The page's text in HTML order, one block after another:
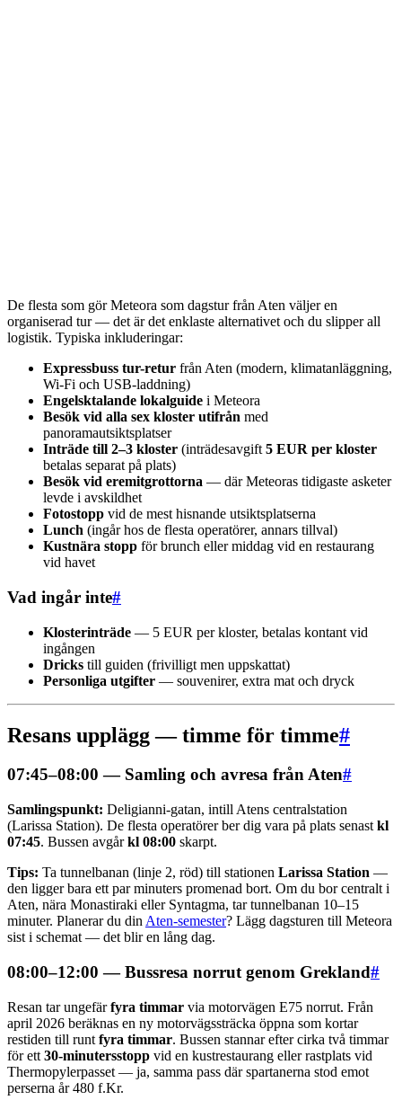
De flesta som gör Meteora som dagstur från Aten väljer en
organiserad tur — det är det enklaste alternativet och du slipper all
logistik. Typiska inkluderingar:
Expressbuss tur-retur från Aten (modern, klimatanläggning,
Wi-Fi och USB-laddning)
Engelsktalande lokalguide i Meteora
Besök vid alla sex kloster utifrån med
panoramautsiktsplatser
Inträde till 2–3 kloster (inträdesavgift 5 EUR per kloster
betalas separat på plats)
Besök vid eremitgrottorna — där Meteoras tidigaste asketer
levde i avskildhet
Fotostopp vid de mest hisnande utsiktsplatserna
Lunch (ingår hos de flesta operatörer, annars tillval)
Kustnära stopp för brunch eller middag vid en restaurang
vid havet
Vad ingår inte#
Klosterinträde — 5 EUR per kloster, betalas kontant vid
ingången
Dricks till guiden (frivilligt men uppskattat)
Personliga utgifter — souvenirer, extra mat och dryck
Resans upplägg — timme för timme#
07:45–08:00 — Samling och avresa från Aten#
Samlingspunkt: Deligianni-gatan, intill Atens centralstation
(Larissa Station). De flesta operatörer ber dig vara på plats senast kl
07:45. Bussen avgårkl 08:00 skarpt.
Tips: Ta tunnelbanan (linje 2, röd) till stationen Larissa Station —
den ligger bara ett par minuters promenad bort. Om du bor centralt i
Aten, nära Monastiraki eller Syntagma, tar tunnelbanan 10–15
minuter. Planerar du din Aten-semester? Lägg dagsturen till Meteora
sist i schemat — det blir en lång dag.
08:00–12:00 — Bussresa norrut genom Grekland#
Resan tar ungefärfyra timmar via motorvägen E75 norrut. Från
april 2026 beräknas en ny motorvägssträcka öppna som kortar
restiden till runt fyra timmar. Bussen stannar efter cirka två timmar
för ett 30-minutersstopp vid en kustrestaurang eller rastplats vid
Thermopylerpasset — ja, samma pass där spartanerna stod emot
perserna år 480 f.Kr.